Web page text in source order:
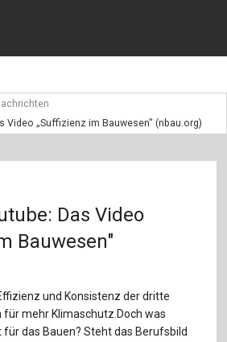
Video „Suffizienz im Bauwesen" (nbau.org)
Das Video
Bauwesen"
und Konsistenz der dritte
mehr Klimaschutz.Doch was
das Bauen? Steht das Berufsbild